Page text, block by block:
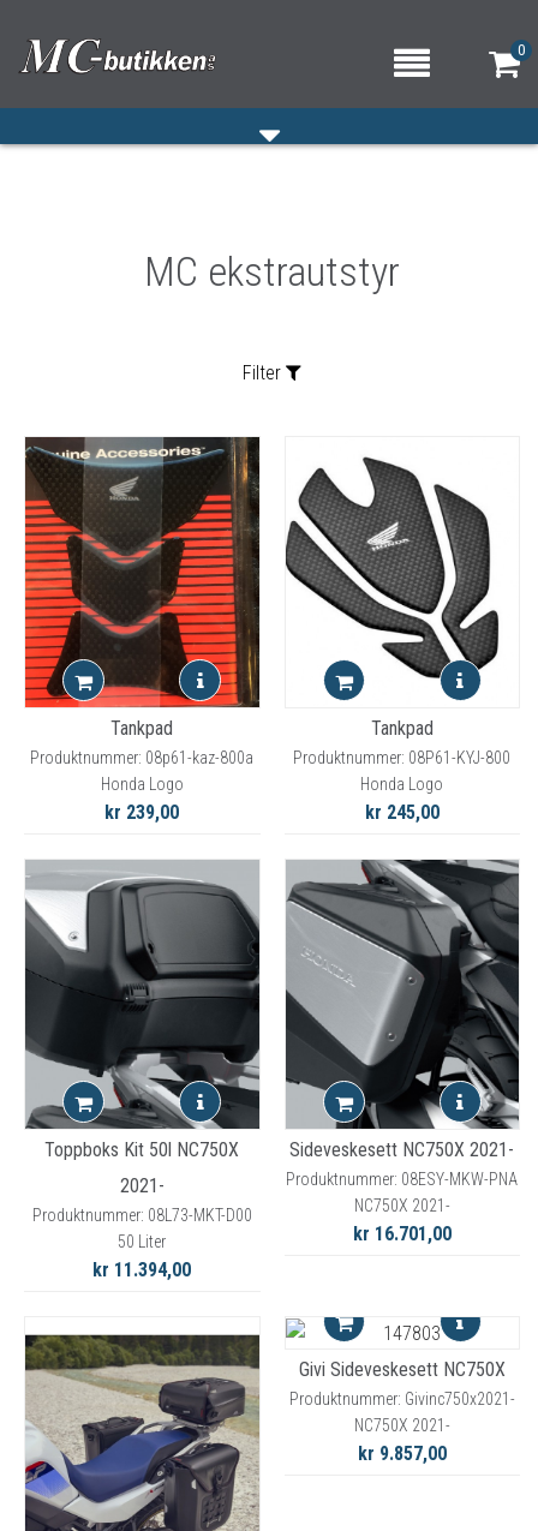
0
MC ekstrautstyr
Filter
Tankpad
Produktnummer: 08p61-kaz-800a
Honda Logo
kr 239,00
Tankpad
Produktnummer: 08P61-KYJ-800
Honda Logo
kr 245,00
Toppboks Kit 50l NC750X
2021-
Produktnummer: 08L73-MKT-D00
50 Liter
kr 11.394,00
Sideveskesett NC750X 2021-
Produktnummer: 08ESY-MKW-PNA
NC750X 2021-
kr 16.701,00
Givi Sideveskesett NC750X
Produktnummer: Givinc750x2021-
NC750X 2021-
kr 9.857,00